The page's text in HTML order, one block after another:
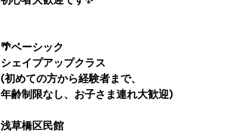
🌴ベーシック
シェイプアップクラス
(初めての方から経験者まで、
年齢制限なし、お子さま連れ大歓迎)
浅草橋区民館